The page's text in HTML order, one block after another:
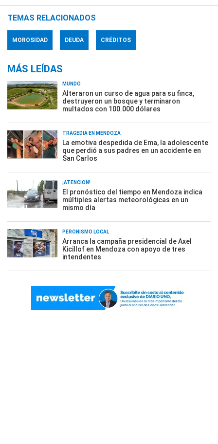
TEMAS RELACIONADOS
MOROSIDAD DEUDA CRÉDITOS
MÁS LEÍDAS
MUNDO
Alteraron un curso de agua para su finca,
destruyeron un bosque y terminaron
multados con 100.000 dólares
TRAGEDIA EN MENDOZA
La emotiva despedida de Ema, la adolescente
que perdió a sus padres en un accidente en
San Carlos
¡ATENCIÓN!
El pronóstico del tiempo en Mendoza indica
múltiples alertas meteorológicas en un
mismo día
PERONISMO LOCAL
Arranca la campaña presidencial de Axel
Kicillof en Mendoza con apoyo de tres
intendentes